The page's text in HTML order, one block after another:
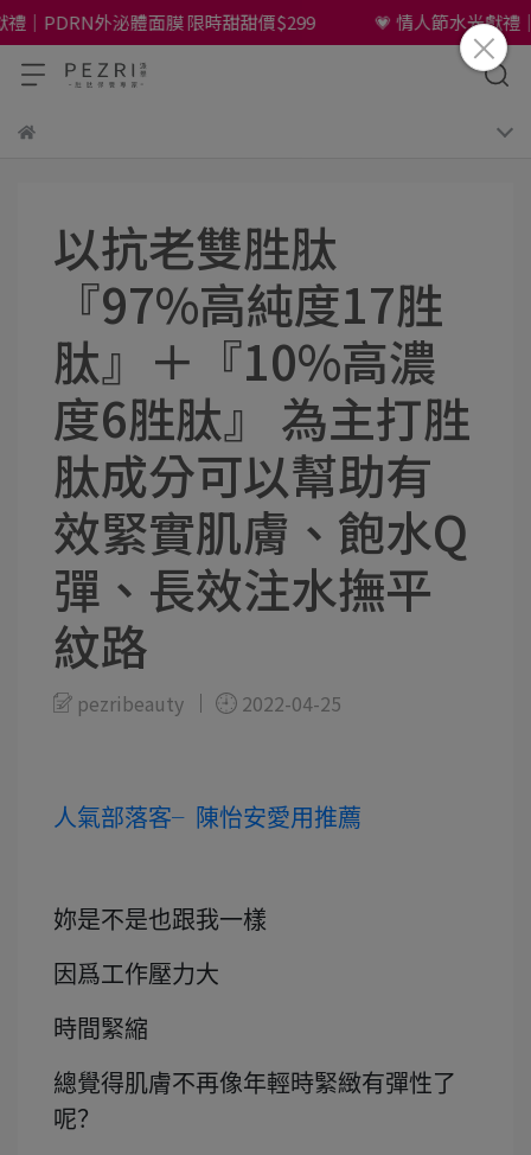
PDRN外泌體面膜 限時甜甜價$299 💗 情人節水光獻禮｜
以抗老雙胜肽
『97%高純度17胜
肽』＋『10%高濃
度6胜肽』 為主打胜
肽成分可以幫助有
效緊實肌膚、飽水Q
彈、長效注水撫平
紋路
pezribeauty 2022-04-25
人氣部落客╴陳怡安愛用推薦
妳是不是也跟我一樣
因爲工作壓力大
時間緊縮
總覺得肌膚不再像年輕時緊緻有彈性了
呢？